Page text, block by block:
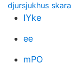
djursjukhus skara
IYke
ee
mPO